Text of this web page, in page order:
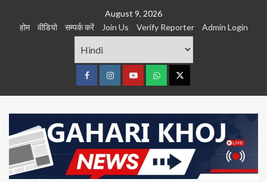
August 9, 2026
होम
वीडियो सम्पर्क करें Join Us Verify Reporter Admin Login
FacebookInstagramyoutubeWhatsTwitter